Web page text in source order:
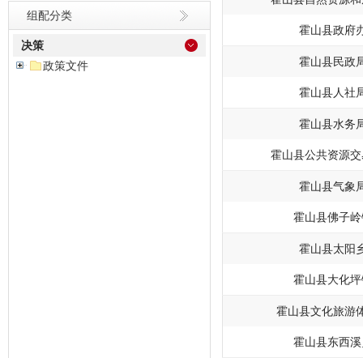
组配分类
决策
政策文件
霍山县政府
霍山县民政
霍山县人社
霍山县水务
霍山县公共资源
霍山县气象
霍山县佛子
霍山县太阳
霍山县大化
霍山县文化旅游
霍山县东西